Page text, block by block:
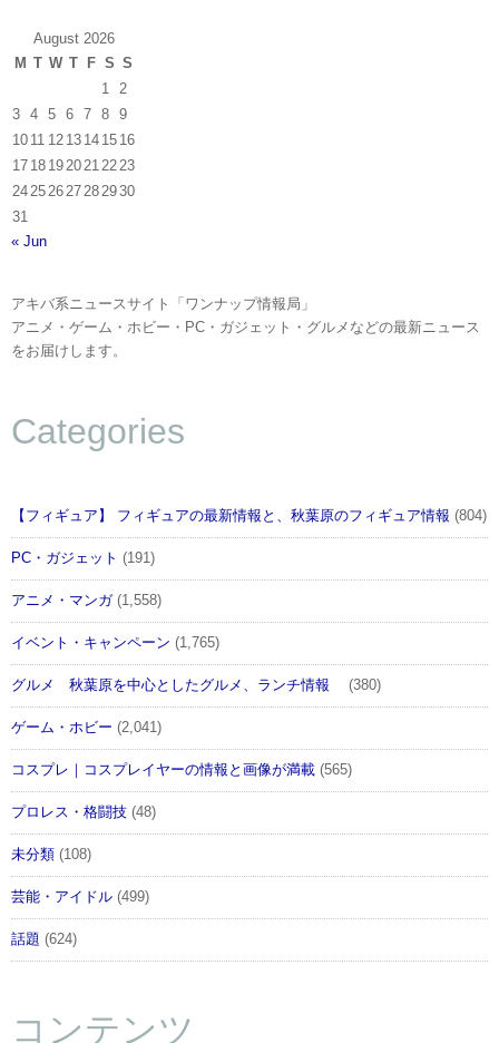
August 2026
M T W T F S S
1
2
3
4 5 6 7 8
9
10 11 12 13 14 15 16
17 18 19 20 21 22 23
24 25 26 27 28 2930
31
« Jun
アキバ系ニュースサイト「ワンナップ情報局」
アニメ・ゲーム・ホビー・PC・ガジェット・グルメなどの最新ニュース
をお届けします。
Categories
【フィギュア】 フィギュアの最新情報と、秋葉原のフィギュア情報 (804)
PC・ガジェット (191)
アニメ・マンガ(1,558)
イベント・キャンペーン (1,765)
グルメ 秋葉原を中心としたグルメ、ランチ情報 (380)
ゲーム・ホビー (2,041)
コスプレ｜コスプレイヤーの情報と画像が満載 (565)
プロレス・格闘技 (48)
未分類 (108)
芸能・アイドル (499)
話題 (624)
コンテンツ